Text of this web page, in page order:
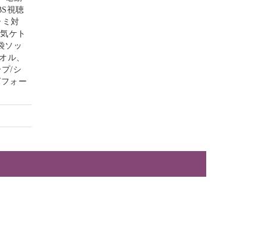
視聴
ミ対
ケト
ソッ
ル、
/シ
ォー